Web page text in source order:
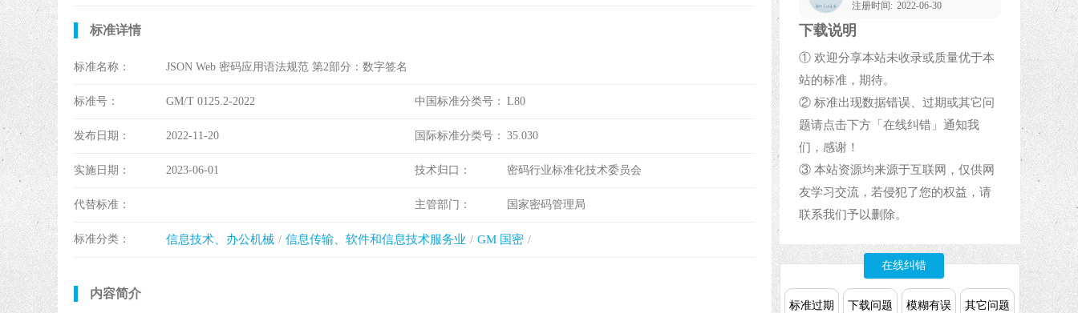
标准详情
标准名称： JSON Web 密码应用语法规范 第2部分：数字签名
标准号： GM/T 0125.2-2022 中国标准分类号： L80
发布日期： 2022-11-20 国际标准分类号： 35.030
实施日期： 2023-06-01 技术归口： 密码行业标准化技术委员会
代替标准： 主管部门： 国家密码管理局
标准分类： 信息技术、办公机械 信息传输、软件和信息技术服务业 GM 国密
内容简介
注册时间: 2022-06-30
下载说明
① 欢迎分享本站未收录或质量优于本
站的标准，期待。
② 标准出现数据错误、过期或其它问
题请点击下方「在线纠错」通知我
们，感谢！
③ 本站资源均来源于互联网，仅供网
友学习交流，若侵犯了您的权益，请
联系我们予以删除。
在线纠错
标准过期 下载问题 模糊有误 其它问题